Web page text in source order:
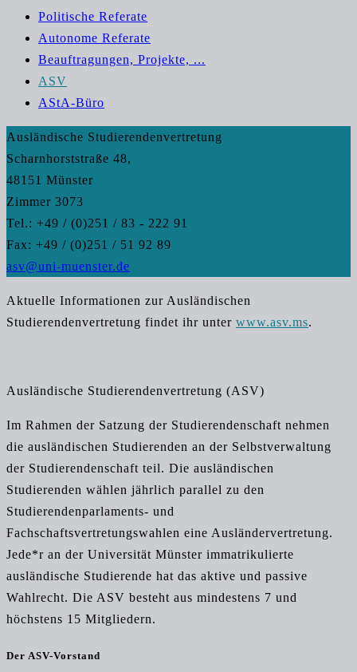
Politische Referate
Autonome Referate
Beauftragungen, Projekte, ...
ASV
AStA-Büro
Ausländische Studierendenvertretung
Scharnhorststraße 48,
48151 Münster
Zimmer 3073
Tel.: +49 / (0)251 / 83 - 222 91
Fax: +49 / (0)251 / 51 92 89
asv@uni-muenster.de
Aktuelle Informationen zur Ausländischen
Studierendenvertretung findet ihr unter www.asv.ms.
Ausländische Studierenden­vertretung (ASV)
Im Rahmen der Satzung der Studierendenschaft nehmen
die ausländischen Studierenden an der Selbstverwaltung
der Studierendenschaft teil. Die ausländischen
Studierenden wählen jährlich parallel zu den
Studierendenparlaments- und
Fachschaftsvertretungswahlen eine Ausländervertretung.
Jede*r an der Universität Münster immatrikulierte
ausländische Studierende hat das aktive und passive
Wahlrecht. Die ASV besteht aus mindestens 7 und
höchstens 15 Mitgliedern.
Der ASV-Vorstand